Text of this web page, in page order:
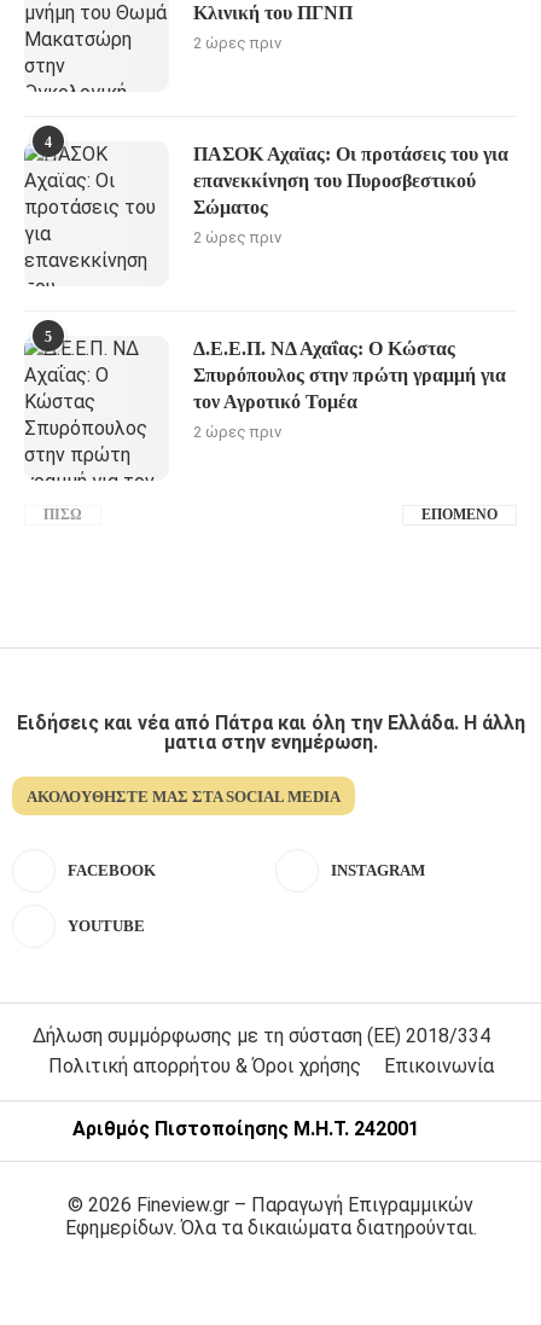
Κλινική του ΠΓΝΠ
2 ώρες πριν
4
ΠΑΣΟΚ Αχαϊας: Οι προτάσεις του για
επανεκκίνηση του Πυροσβεστικού
Σώματος
2 ώρες πριν
5
Δ.Ε.Ε.Π. ΝΔ Αχαΐας: Ο Κώστας
Σπυρόπουλος στην πρώτη γραμμή για
τον Αγροτικό Τομέα
2 ώρες πριν
ΠΊΣΩ ΕΠΌΜΕΝΟ
Ειδήσεις και νέα από Πάτρα και όλη την Ελλάδα. Η άλλη
ματια στην ενημέρωση.
ΑΚΟΛΟΥΘΉΣΤΕ ΜΑΣ ΣΤΑ SOCIAL MEDIA
FACEBOOK INSTAGRAM
YOUTUBE
Δήλωση συμμόρφωσης με τη σύσταση (ΕΕ) 2018/334
Πολιτική απορρήτου & Όροι χρήσης
Επικοινωνία
Αριθμός Πιστοποίησης Μ.Η.Τ. 242001
© 2026 Fineview.gr – Παραγωγή Επιγραμμικών
Εφημερίδων. Όλα τα δικαιώματα διατηρούνται.